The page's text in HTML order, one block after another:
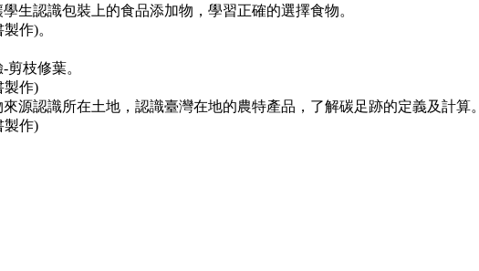
生認識包裝上的食品添加物，學習正確的選擇食物。
作)。
枝修葉。
製作)
源認識所在土地，認識臺灣在地的農特產品，了解碳足跡的定義及計算。
製作)